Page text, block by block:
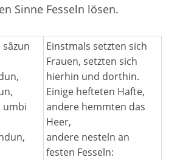
Sinne Fesseln lösen.
sâzun
umbi
Einstmals setzten sich
Frauen, setzten sich
hierhin und dorthin.
Einige hefteten Hafte,
andere hemmten das
Heer,
andere nesteln an
festen Fesseln: